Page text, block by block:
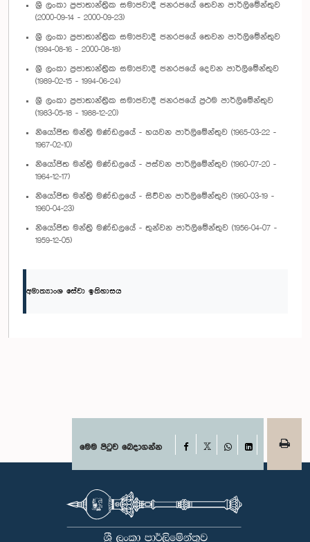
ශ්‍රී ලංකා ප්‍රජාතාන්ත්‍රික සමාජවාදී ජනරජයේ තෙවන පාර්ලිමේන්තුව
(2000-09-14 - 2000-09-23)
ශ්‍රී ලංකා ප්‍රජාතාන්ත්‍රික සමාජවාදී ජනරජයේ තෙවන පාර්ලිමේන්තුව
(1994-08-16 - 2000-08-18)
ශ්‍රී ලංකා ප්‍රජාතාන්ත්‍රික සමාජවාදී ජනරජයේ දෙවන පාර්ලිමේන්තුව
(1989-02-15 - 1994-06-24)
ශ්‍රී ලංකා ප්‍රජාතාන්ත්‍රික සමාජවාදී ජනරජයේ ප්‍රථම පාර්ලිමේන්තුව
(1983-05-18 - 1988-12-20)
නියෝජිත මන්ත්‍රි මණ්ඩලයේ - හයවන පාර්ලිමේන්තුව (1965-03-22 -
1967-02-10)
නියෝජිත මන්ත්‍රි මණ්ඩලයේ - පස්වන පාර්ලිමේන්තුව (1960-07-20 -
1964-12-17)
නියෝජිත මන්ත්‍රි මණ්ඩලයේ - සිව්වන පාර්ලිමේන්තුව (1960-03-19 -
1960-04-23)
නියෝජිත මන්ත්‍රි මණ්ඩලයේ - තුන්වන පාර්ලිමේන්තුව (1956-04-07 -
1959-12-05)
අමාත්‍යාංශ සේවා ඉතිහාසය
මෙම පිටුව බෙදාගන්න Facebook